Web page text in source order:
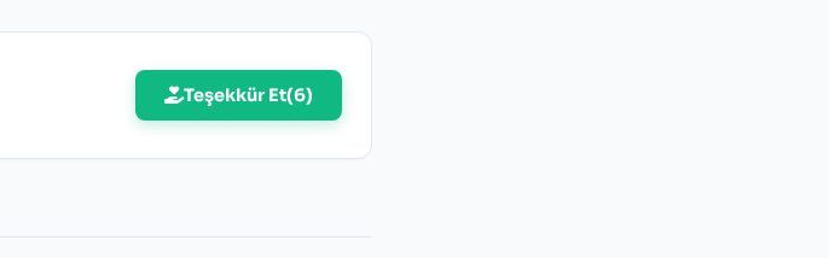
Teşekkür Et(6)